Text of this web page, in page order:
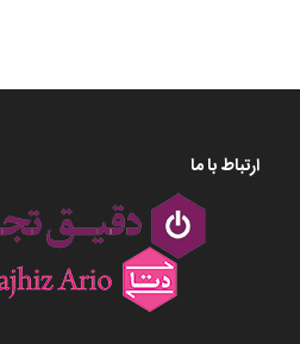
ارتباط با ما